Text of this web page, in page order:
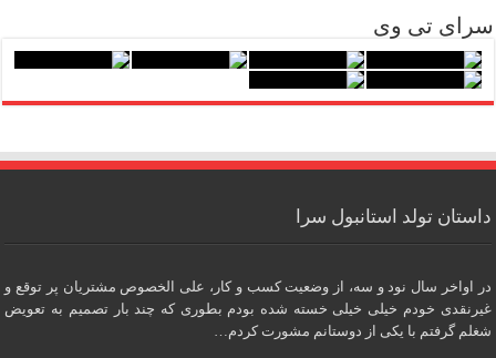
سرای تی وی
داستان تولد استانبول سرا
در اواخر سال نود و سه، از وضعیت کسب و کار، علی الخصوص مشتریان پر توقع و
غیرنقدی خودم خیلی خیلی خسته شده بودم بطوری که چند بار تصمیم به تعویض
شغلم گرفتم با یکی از دوستانم مشورت کردم…